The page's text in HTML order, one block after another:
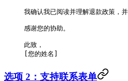
我确认我已阅读并理解退款政策，
感谢您的协助。
此致，
[您的姓名]
选项 2：支持联系表单